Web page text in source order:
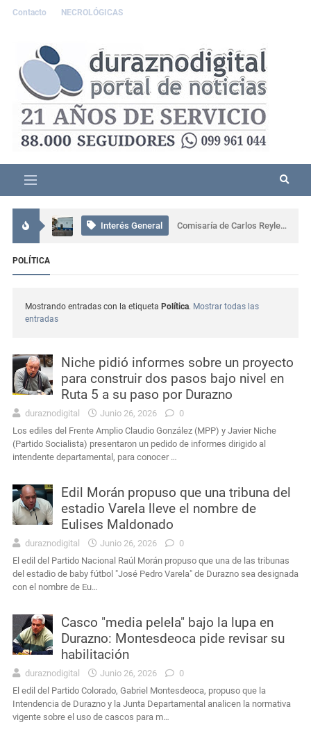
Contacto NECROLÓGICAS
Interés General Comisaría de Carlos Reyles coordinó el rescate de un conductor atrapado tras un grave siniestro en Ruta 5
Actualidad Se presentó muy alterado en una comisaría de Sarandí del Yí, provocó daños y terminó detenido
Interés General
Interés General
Interés General
POLÍTICA
Mostrando entradas con la etiqueta Política. Mostrar todas las
entradas
Niche pidió informes sobre un proyecto
para construir dos pasos bajo nivel en
Ruta 5 a su paso por Durazno
duraznodigital Junio 26, 2026
0
Los ediles del Frente Amplio Claudio González (MPP) y Javier Niche
(Partido Socialista) presentaron un pedido de informes dirigido al
intendente departamental, para conocer …
Edil Morán propuso que una tribuna del
estadio Varela lleve el nombre de
Eulises Maldonado
duraznodigital Junio 26, 2026
0
El edil del Partido Nacional Raúl Morán propuso que una de las tribunas
del estadio de baby fútbol "José Pedro Varela" de Durazno sea designada
con el nombre de Eu…
Casco "media pelela" bajo la lupa en
Durazno: Montesdeoca pide revisar su
habilitación
duraznodigital Junio 26, 2026
0
El edil del Partido Colorado, Gabriel Montesdeoca, propuso que la
Intendencia de Durazno y la Junta Departamental analicen la normativa
vigente sobre el uso de cascos para m…